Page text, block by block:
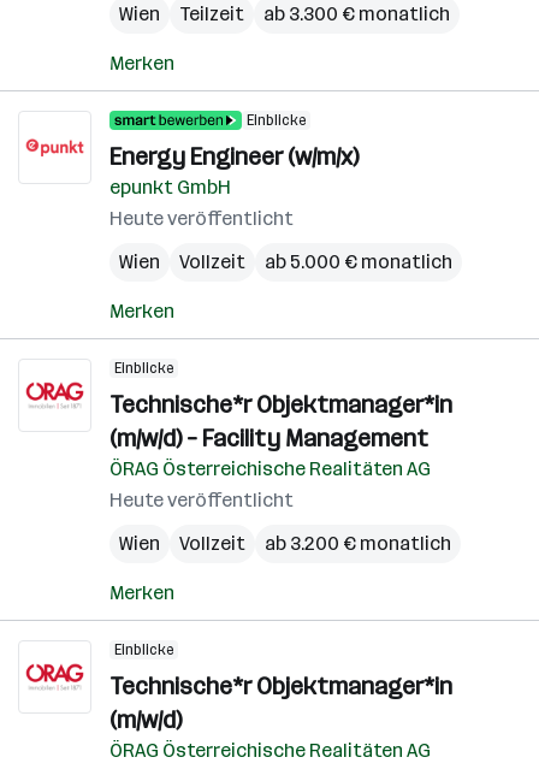
Wien
Teilzeit ab 3.300 € monatlich
Merken
Einblicke
Energy Engineer (w/m/x)
epunkt GmbH
Heute veröffentlicht
Wien
Vollzeit ab 5.000 € monatlich
Merken
Einblicke
Technische*r Objektmanager*in
(m/w/d) – Facility Management
ÖRAG Österreichische Realitäten AG
Heute veröffentlicht
Wien
Vollzeit ab 3.200 € monatlich
Merken
Einblicke
Technische*r Objektmanager*in
(m/w/d)
ÖRAG Österreichische Realitäten AG